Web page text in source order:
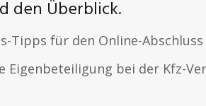
den Überblick.
Tipps für den Online-
Eigenbeteiligung bei der Kfz-